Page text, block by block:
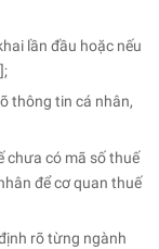
lần đầu hoặc nếu
thông tin cá nhân,
chưa có mã số thuế
để cơ quan thuế
rõ từng ngành